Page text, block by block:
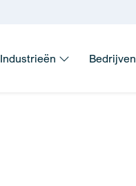
Industrieën Bedrijven